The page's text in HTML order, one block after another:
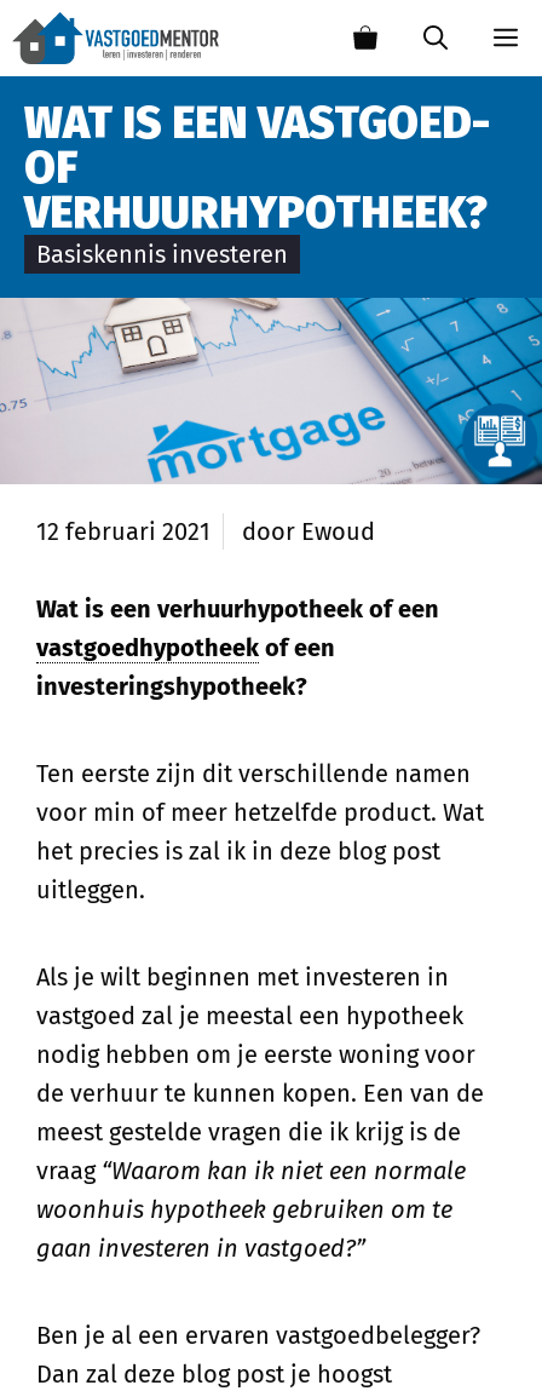
WAT IS EEN VASTGOED-
OF
VERHUURHYPOTHEEK?
Basiskennis investeren
12 februari 2021 door Ewoud
Wat is een verhuurhypotheek of een
vastgoedhypotheek of een
investeringshypotheek?
Ten eerste zijn dit verschillende namen
voor min of meer hetzelfde product. Wat
het precies is zal ik in deze blog post
uitleggen.
Als je wilt beginnen met investeren in
vastgoed zal je meestal een hypotheek
nodig hebben om je eerste woning voor
de verhuur te kunnen kopen. Een van de
meest gestelde vragen die ik krijg is de
vraag “Waarom kan ik niet een normale
woonhuis hypotheek gebruiken om te
gaan investeren in vastgoed?”
Ben je al een ervaren vastgoedbelegger?
Dan zal deze blog post je hoogst